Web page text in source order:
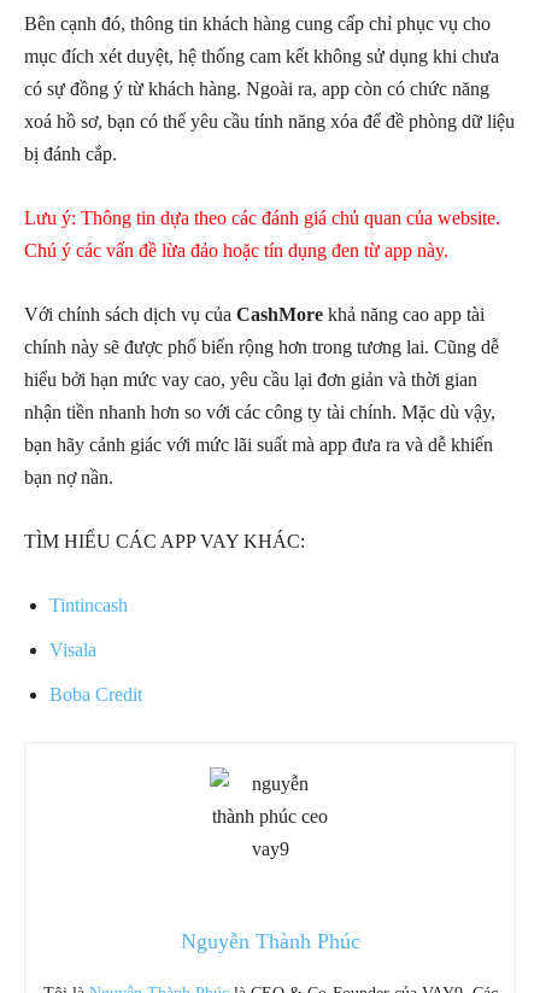
Bên cạnh đó, thông tin khách hàng cung cấp chỉ phục vụ cho
mục đích xét duyệt, hệ thống cam kết không sử dụng khi chưa
có sự đồng ý từ khách hàng. Ngoài ra, app còn có chức năng
xoá hồ sơ, bạn có thể yêu cầu tính năng xóa để đề phòng dữ liệu
bị đánh cắp.
Lưu ý: Thông tin dựa theo các đánh giá chủ quan của website.
Chú ý các vấn đề lừa đảo hoặc tín dụng đen từ app này.
Với chính sách dịch vụ của CashMore khả năng cao app tài
chính này sẽ được phổ biến rộng hơn trong tương lai. Cũng dễ
hiểu bởi hạn mức vay cao, yêu cầu lại đơn giản và thời gian
nhận tiền nhanh hơn so với các công ty tài chính. Mặc dù vậy,
bạn hãy cảnh giác với mức lãi suất mà app đưa ra và dễ khiến
bạn nợ nần.
TÌM HIỂU CÁC APP VAY KHÁC:
Tintincash
Visala
Boba Credit
Nguyễn Thành Phúc